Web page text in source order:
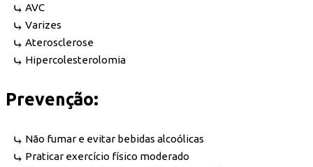
AVC
Varizes
Aterosclerose
Hipercolesterolomia
Prevenção:
Não fumar e evitar bebidas alcoólicas
Praticar exercício físico moderado